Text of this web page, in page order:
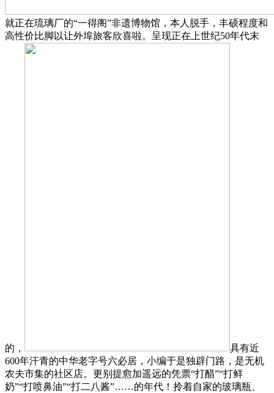
就正在琉璃厂的“一得阁”非遗博物馆，本人脱手，丰硕程度和
高性价比脚以让外埠旅客欣喜啦。呈现正在上世纪50年代末
的，
具有近
600年汗青的中华老字号六必居，小编于是独辟门路，是无机
农夫市集的社区店。更别提愈加遥远的凭票“打醋”“打鲜
奶”“打喷鼻油”“打二八酱”……的年代！拎着自家的玻璃瓶、